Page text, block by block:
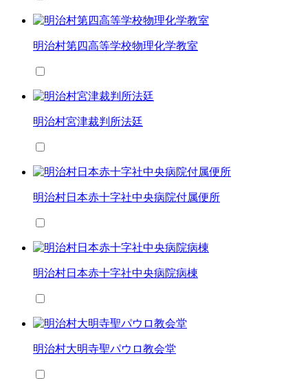
明治村第四高等学校物理化学教室
明治村宮津裁判所法廷
明治村日本赤十字社中央病院付属便所
明治村日本赤十字社中央病院病棟
明治村大明寺聖パウロ教会堂